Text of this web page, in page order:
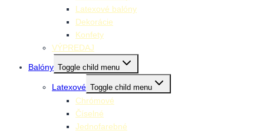
Latexové balóny
Dekorácie
Konfety
VÝPREDAJ
Balóny Toggle child menu
Latexové Toggle child menu
Chrómové
Číselné
Jednofarebné